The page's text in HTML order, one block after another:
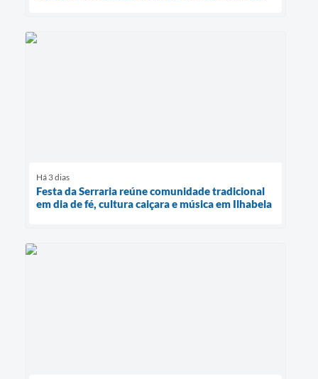
Há 3 dias
Festa da Serraria reúne comunidade tradicional
em dia de fé, cultura caiçara e música em Ilhabela